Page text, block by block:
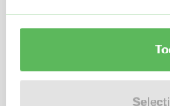
gastouders met